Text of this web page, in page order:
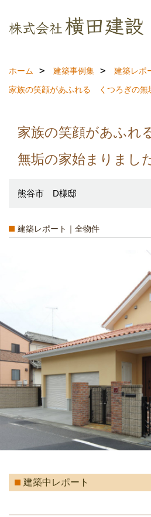
ホーム 建築事例集 建築レポ
家族の笑顔があふれる くつろぎの無
家族の笑顔があふ
無垢の家始まりまし
熊谷市 D様邸
建築レポート｜全物件
建築中レポート